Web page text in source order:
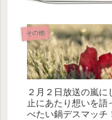
その他
２月２日放送の嵐
止にあたり想いを語
べたい鍋デスマッチ